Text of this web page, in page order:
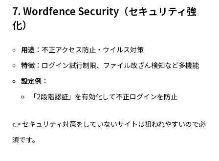
7. Wordfence Security（セキュリティ強
化）
用途 ：不正アクセス防止・ウイルス対策
特徴 ：ログイン試行制限、ファイル改ざん検知など多機能
設定例 ：
「2段階認証」を有効化して不正ログインを防止
👉 セキュリティ対策をしていないサイトは狙われやすいので必
須です。